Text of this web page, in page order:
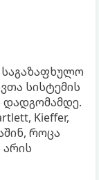
საგაზაფხულო
სისტემის
დადგომამდე.
Kieffer,
როცა
არის